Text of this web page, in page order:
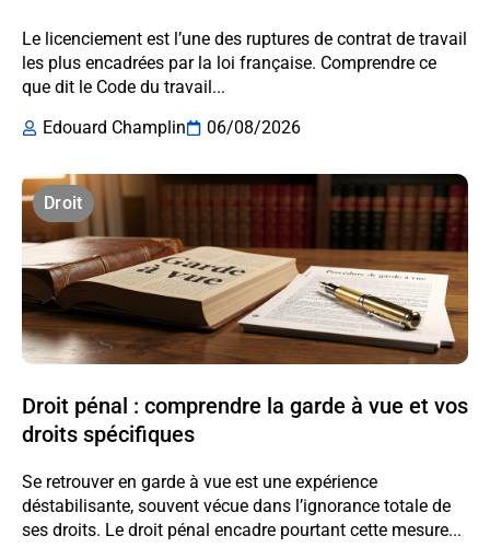
Le licenciement est l’une des ruptures de contrat de travail
les plus encadrées par la loi française. Comprendre ce
que dit le Code du travail...
Edouard Champlin
06/08/2026
Droit
Droit pénal : comprendre la garde à vue et vos
droits spécifiques
Se retrouver en garde à vue est une expérience
déstabilisante, souvent vécue dans l’ignorance totale de
ses droits. Le droit pénal encadre pourtant cette mesure...